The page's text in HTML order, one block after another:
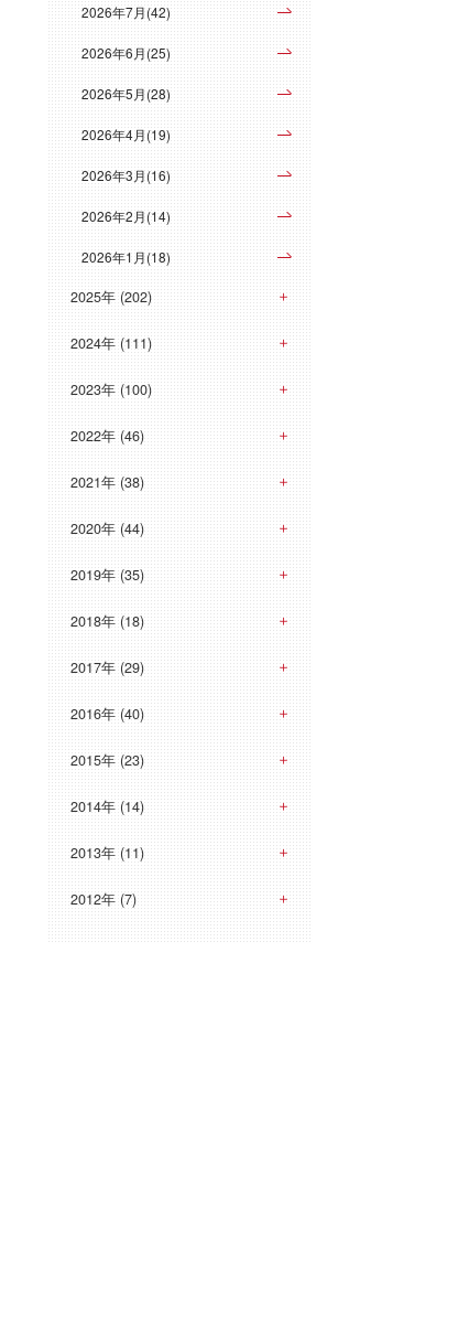
2026年7月(42)
2026年6月(25)
2026年5月(28)
2026年4月(19)
2026年3月(16)
2026年2月(14)
2026年1月(18)
2025年 (202)
2024年 (111)
2023年 (100)
2022年 (46)
2021年 (38)
2020年 (44)
2019年 (35)
2018年 (18)
2017年 (29)
2016年 (40)
2015年 (23)
2014年 (14)
2013年 (11)
2012年 (7)